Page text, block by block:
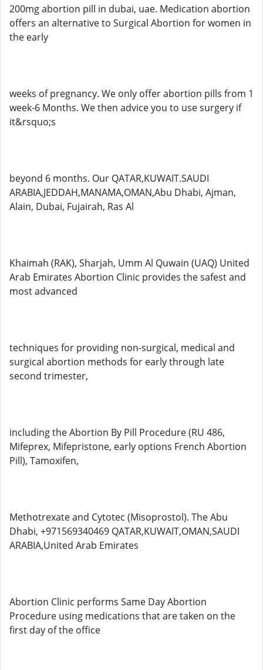
200mg abortion pill in dubai, uae. Medication abortion
offers an alternative to Surgical Abortion for women in
the early
weeks of pregnancy. We only offer abortion pills from 1
week-6 Months. We then advice you to use surgery if
it&rsquo;s
beyond 6 months. Our QATAR,KUWAIT.SAUDI
ARABIA,JEDDAH,MANAMA,OMAN,Abu Dhabi, Ajman,
Alain, Dubai, Fujairah, Ras Al
Khaimah (RAK), Sharjah, Umm Al Quwain (UAQ) United
Arab Emirates Abortion Clinic provides the safest and
most advanced
techniques for providing non-surgical, medical and
surgical abortion methods for early through late
second trimester,
including the Abortion By Pill Procedure (RU 486,
Mifeprex, Mifepristone, early options French Abortion
Pill), Tamoxifen,
Methotrexate and Cytotec (Misoprostol). The Abu
Dhabi, +971569340469 QATAR,KUWAIT,OMAN,SAUDI
ARABIA,United Arab Emirates
Abortion Clinic performs Same Day Abortion
Procedure using medications that are taken on the
first day of the office